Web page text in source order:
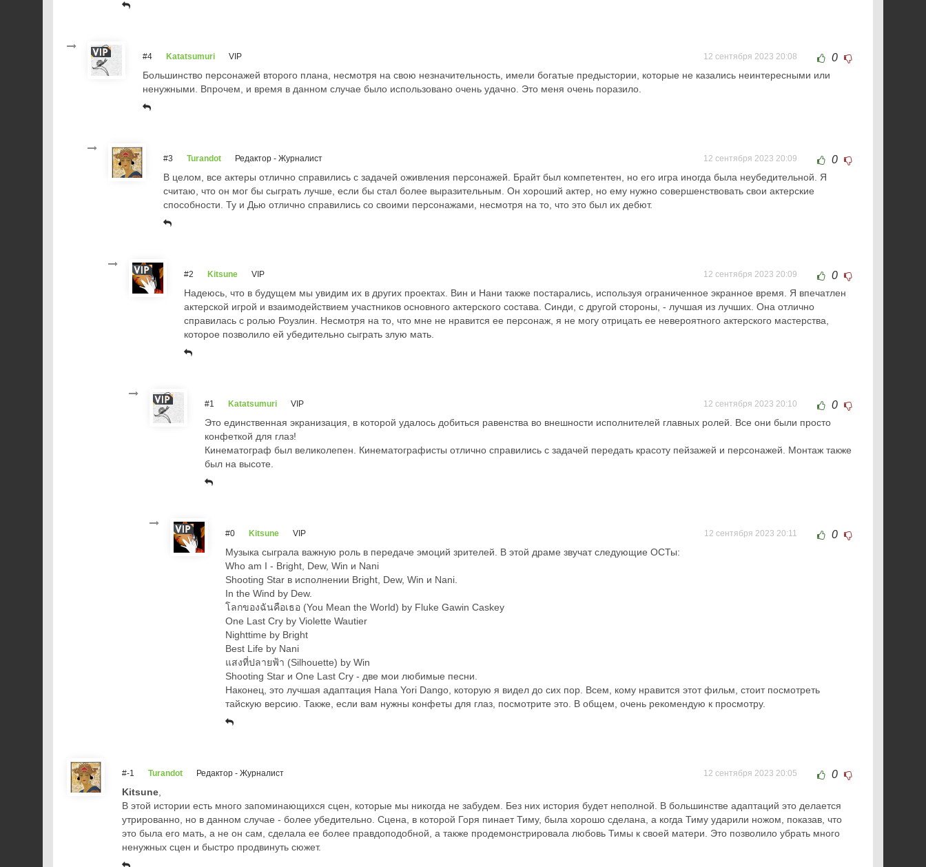
#4 Katatsumuri VIP 12 сентября 2023 20:08 0
Большинство персонажей второго плана, несмотря на свою незначительность, имели богатые предыстории, которые не казались неинтересными или
ненужными. Впрочем, и время в данном случае было использовано очень удачно. Это меня очень поразило.
#3 Turandot Редактор - Журналист 12 сентября 2023 20:09 0
В целом, все актеры отлично справились с задачей оживления персонажей. Брайт был компетентен, но его игра иногда была неубедительной. Я
считаю, что он мог бы сыграть лучше, если бы стал более выразительным. Он хороший актер, но ему нужно совершенствовать свои актерские
способности. Ту и Дью отлично справились со своими персонажами, несмотря на то, что это был их дебют.
#2 Kitsune VIP 12 сентября 2023 20:09 0
Надеюсь, что в будущем мы увидим их в других проектах. Вин и Нани также постарались, используя ограниченное экранное время. Я впечатлен
актерской игрой и взаимодействием участников основного актерского состава. Синди, с другой стороны, - лучшая из лучших. Она отлично
справилась с ролью Роузлин. Несмотря на то, что мне не нравится ее персонаж, я не могу отрицать ее невероятного актерского мастерства,
которое позволило ей убедительно сыграть злую мать.
#1 Katatsumuri VIP 12 сентября 2023 20:10 0
Это единственная экранизация, в которой удалось добиться равенства во внешности исполнителей главных ролей. Все они были просто
конфеткой для глаз!
Кинематограф был великолепен. Кинематографисты отлично справились с задачей передать красоту пейзажей и персонажей. Монтаж также
был на высоте.
#0 Kitsune VIP 12 сентября 2023 20:11 0
Музыка сыграла важную роль в передаче эмоций зрителей. В этой драме звучат следующие ОСТы:
Who am I - Bright, Dew, Win и Nani
Shooting Star в исполнении Bright, Dew, Win и Nani.
In the Wind by Dew.
โลกของฉันคือเธอ (You Mean the World) by Fluke Gawin Caskey
One Last Cry by Violette Wautier
Nighttime by Bright
Best Life by Nani
แสงที่ปลายฟ้า (Silhouette) by Win
Shooting Star и One Last Cry - две мои любимые песни.
Наконец, это лучшая адаптация Hana Yori Dango, которую я видел до сих пор. Всем, кому нравится этот фильм, стоит посмотреть
тайскую версию. Также, если вам нужны конфеты для глаз, посмотрите это. В общем, очень рекомендую к просмотру.
#-1 Turandot Редактор - Журналист 12 сентября 2023 20:05 0
Kitsune
В этой истории есть много запоминающихся сцен, которые мы никогда не забудем. Без них история будет неполной. В большинстве адаптаций это делается
утрированно, но в данном случае - более убедительно. Сцена, в которой Горя пинает Тиму, была хорошо сделана, а когда Тиму ударили ножом, показав, что
это была его мать, а не он сам, сделала ее более правдоподобной, а также продемонстрировала любовь Тимы к своей матери. Это позволило убрать много
ненужных сцен и быстро продвинуть сюжет.